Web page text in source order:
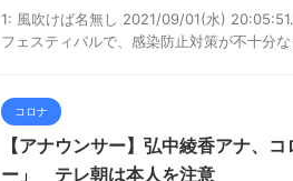
1: 風吹けば名無し 2021/09/01(水)
フェスティバルで、感染防止対策が不十分
コロナ
【アナウンサー】弘中綾香アナ、
ー」 テレ朝は本人を注意